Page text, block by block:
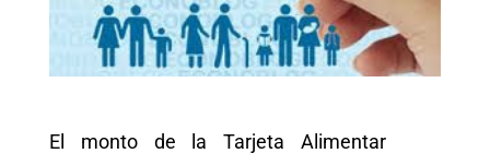
El monto de la Tarjeta Alimentar